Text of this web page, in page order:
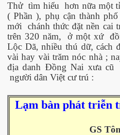
Thử tìm hiểu
hơn nữa một
( Phần ), phụ cận thành
mới
chánh thức đặt nền cai
trên 320 năm,
ở một xứ
Lộc Dã, nhiều thú dữ, cách
vài hay vài trăm nóc nhà ;
địa danh Đồng Nai xưa cũ
người dân Việt cư trú :
Lạm bàn phát triễn
GS
sư
qua đời